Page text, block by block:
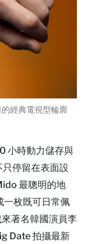
經典電視型輪廓
小時動力儲存與
停留在表面設
最聰明的地
枚既可日常佩
著名韓國演員李
Date 拍攝最新